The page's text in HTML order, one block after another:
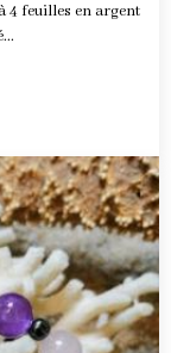
4 feuilles en argent